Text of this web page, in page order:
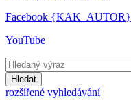
Facebook {KAK_AUTOR}
YouTube
Hledat
rozšířené vyhledávání